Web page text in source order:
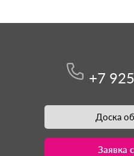
+7
Доска
Заявка